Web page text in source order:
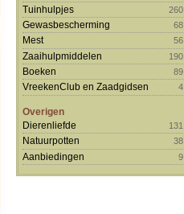
Tuinhulpjes 260
Gewasbescherming 68
Mest 56
Zaaihulpmiddelen 190
Boeken 89
VreekenClub en Zaadgidsen 4
Overigen
Dierenliefde
131
Natuurpotten 38
Aanbiedingen 9